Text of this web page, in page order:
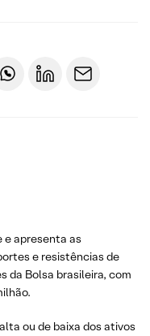
apresenta as
e resistências de
da Bolsa brasileira, com
ou de baixa dos ativos